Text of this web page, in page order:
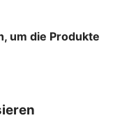
um die Produkte